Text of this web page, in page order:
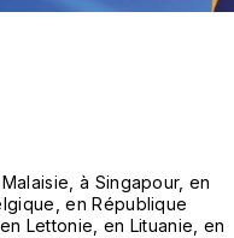
à Singapour, en
en République
Lettonie, en Lituanie, en